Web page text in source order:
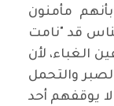
مأمنون
قد "نامت
الغباء، لأن
والتحمل
لا يوقفهم أحد